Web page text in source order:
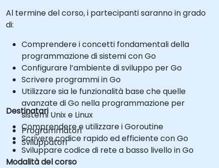
Al termine del corso, i partecipanti saranno in grado
di:
Comprendere i concetti fondamentali della
programmazione di sistemi con Go
Configurare l’ambiente di sviluppo per Go
Scrivere programmi in Go
Utilizzare sia le funzionalità base che quelle
avanzate di Go nella programmazione per
sistemi Unix e Linux
Comprendere e utilizzare i Goroutine
Scrivere codice rapido ed efficiente con Go
Sviluppare codice di rete a basso livello in Go
Destinatari
Programmatori
Sviluppatori
Modalità del corso